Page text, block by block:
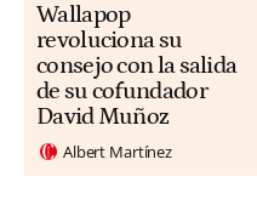
Wallapop
revoluciona su
consejo con la salida
de su cofundador
David Muñoz
Albert Martínez